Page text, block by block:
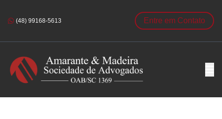
(48) 99168-5613 Entre em Contato